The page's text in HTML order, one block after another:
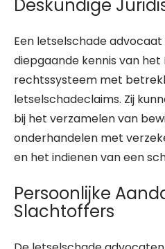
Deskundige
Een letselschade
diepgaande kennis van het
rechtssysteem met
letselschadeclaims. Zij
bij het verzamelen van
onderhandelen met
en het indienen van een
Persoonlijke
Slachtoffers